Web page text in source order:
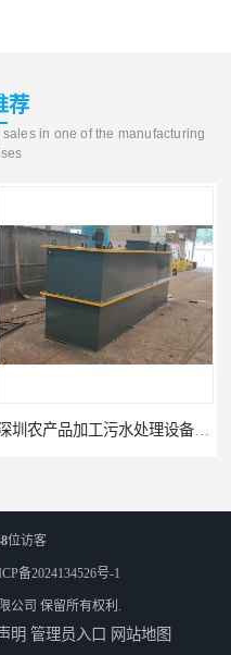
荐
in one of the manufacturing
位访客
备2024134526号-1
公司 保留所有权利.
明 管理员入口 网站地图